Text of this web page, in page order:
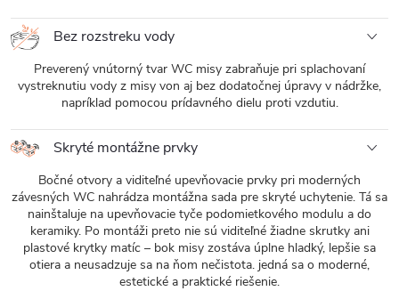
Bez rozstreku vody
Preverený vnútorný tvar WC misy zabraňuje pri splachovaní
vystreknutiu vody z misy von aj bez dodatočnej úpravy v nádržke,
napríklad pomocou prídavného dielu proti vzdutiu.
Skryté montážne prvky
Bočné otvory a viditeľné upevňovacie prvky pri moderných
závesných WC nahrádza montážna sada pre skryté uchytenie. Tá sa
nainštaluje na upevňovacie tyče podomietkového modulu a do
keramiky. Po montáži preto nie sú viditeľné žiadne skrutky ani
plastové krytky matíc – bok misy zostáva úplne hladký, lepšie sa
otiera a neusadzuje sa na ňom nečistota. jedná sa o moderné,
estetické a praktické riešenie.